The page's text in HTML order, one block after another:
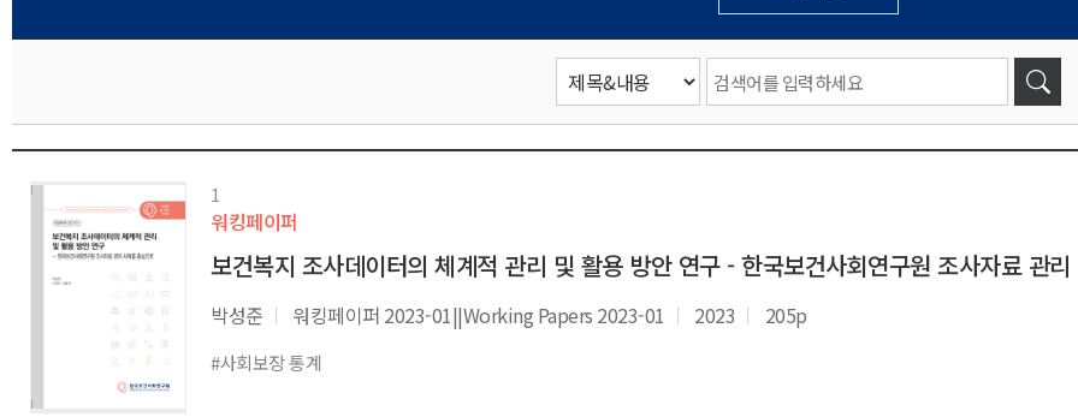
1
워킹페이퍼
보건복지 조사데이터의 체계적 관리 및 활용 방안 연구 - 한국보건사회연구원 조사자료 관
박성준 워킹페이퍼 2023-01||Working Papers 2023-01 2023 205p
#사회보장 통계